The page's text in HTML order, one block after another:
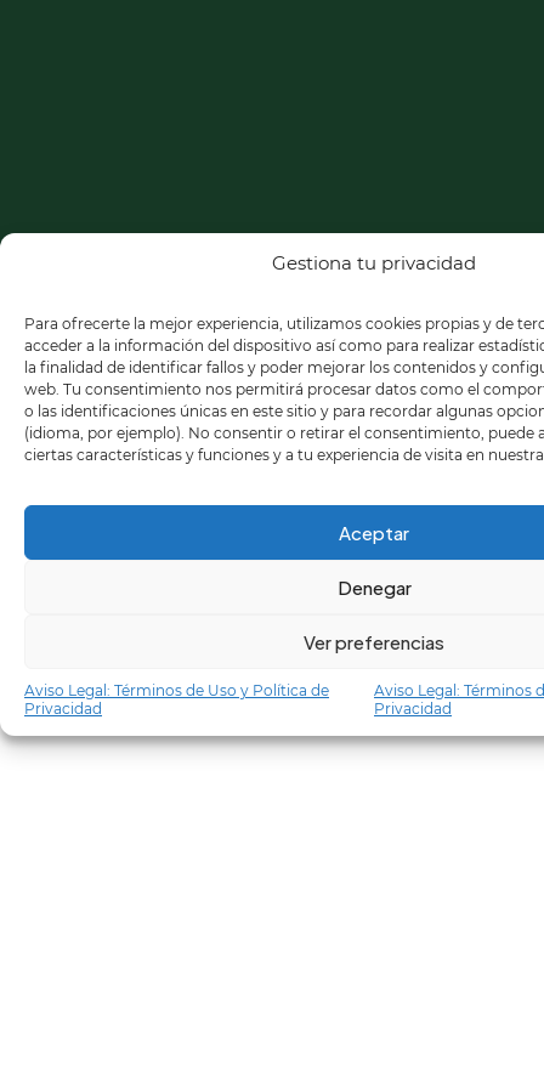
Gestiona tu privacidad
Para ofrecerte la mejor experiencia, utilizamos cookies propias y de
acceder a la información del dispositivo así como para realizar
la finalidad de identificar fallos y poder mejorar los contenidos y
web. Tu consentimiento nos permitirá procesar datos como el
o las identificaciones únicas en este sitio y para recordar algunas
(idioma, por ejemplo). No consentir o retirar el consentimiento, puede
ciertas características y funciones y a tu experiencia de visita en
Aceptar
Denegar
Ver preferencias
Aviso Legal: Términos de Uso y Política de
Privacidad
Aviso Legal: Términos
Privacidad